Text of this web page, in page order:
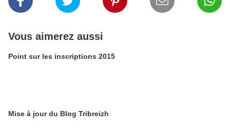
Vous aimerez aussi
Point sur les inscriptions 2015
Mise à jour du Blog Tribreizh